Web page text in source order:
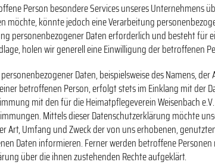
Person besondere Services unseres Unternehmens
möchte, könnte jedoch eine Verarbeitung
personenbezogener Daten erforderlich und besteht für
holen wir generell eine Einwilligung der betroffenen
Daten, beispielsweise des Namens,
betroffenen Person, erfolgt stets im Einklang mit der
mit den für die Heimatpflegeverein Weisenbach
Mittels dieser Datenschutzerklärung möchte
Art, Umfang und Zweck der von uns erhobenen,
Daten informieren. Ferner werden betroffene
über die ihnen zustehenden Rechte aufgeklärt.